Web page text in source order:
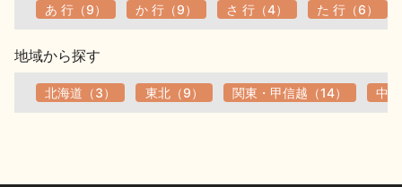
あ 行（9） か 行（9） さ 行（4） た 行（6）
地域から探す
北海道（3） 東北（9） 関東・甲信越（14） 中